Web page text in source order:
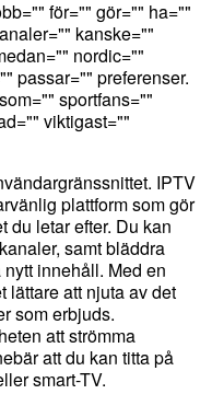
för="" gör="" ha=""
kanske=""
nordic=""
passar="" preferenser.
sportfans=""
viktigast=""
IPTV
plattform som gör
du letar efter. Du kan
samt bläddra
innehåll. Med en
lättare att njuta av det
som erbjuds.
att strömma
att du kan titta på
smart-TV.